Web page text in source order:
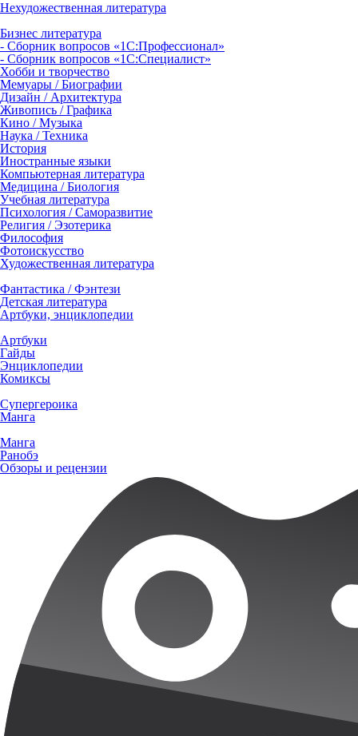
Нехудожественная литература
Бизнес литература
- Сборник вопросов «1С:Профессионал»
- Сборник вопросов «1С:Специалист»
Хобби и творчество
Мемуары / Биографии
Дизайн / Архитектура
Живопись / Графика
Кино / Музыка
Наука / Техника
История
Иностранные языки
Компьютерная литература
Медицина / Биология
Учебная литература
Психология / Саморазвитие
Религия / Эзотерика
Философия
Фотоискусство
Художественная литература
Фантастика / Фэнтези
Детская литература
Артбуки, энциклопедии
Артбуки
Гайды
Энциклопедии
Комиксы
Супергероика
Манга
Манга
Ранобэ
Обзоры и рецензии